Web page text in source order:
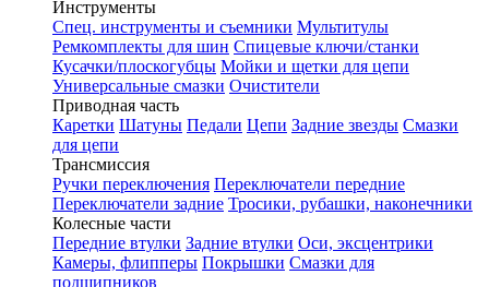
Инструменты
Спец. инструменты и съемники Мультитулы
Ремкомплекты для шин Спицевые ключи/станки
Кусачки/плоскогубцы Мойки и щетки для цепи
Универсальные смазки Очистители
Приводная часть
Каретки Шатуны Педали Цепи Задние звезды Смазки
для цепи
Трансмиссия
Ручки переключения Переключатели передние
Переключатели задние Тросики, рубашки, наконечники
Колесные части
Передние втулки Задние втулки Оси, эксцентрики
Камеры, флипперы Покрышки Смазки для
подшипников